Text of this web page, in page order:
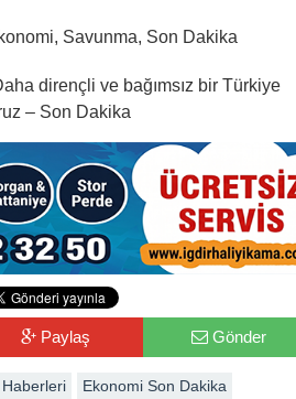
Savunma, Son Dakika
dirençli ve bağımsız bir Türkiye
– Son Dakika
Paylaş Gönder
Ekonomi Son Dakika